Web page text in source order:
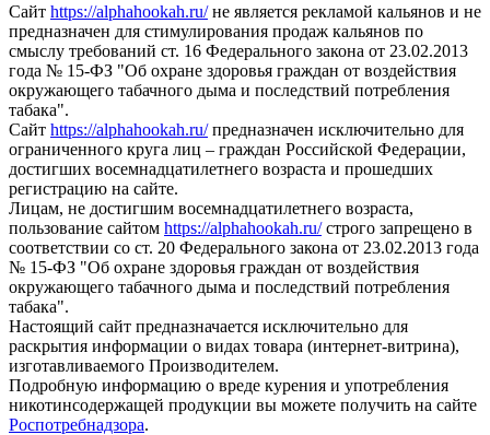
Сайт https://alphahookah.ru/не является рекламой кальянов и не
предназначен для стимулирования продаж кальянов по
смыслу требований ст. 16 Федерального закона от 23.02.2013
года № 15-ФЗ "Об охране здоровья граждан от воздействия
окружающего табачного дыма и последствий потребления
табака".
Сайт https://alphahookah.ru/предназначен исключительно для
ограниченного круга лиц – граждан Российской Федерации,
достигших восемнадцатилетнего возраста и прошедших
регистрацию на сайте.
Лицам, не достигшим восемнадцатилетнего возраста,
пользование сайтом https://alphahookah.ru/строго запрещено в
соответствии со ст. 20 Федерального закона от 23.02.2013 года
№ 15-ФЗ "Об охране здоровья граждан от воздействия
окружающего табачного дыма и последствий потребления
табака".
Настоящий сайт предназначается исключительно для
раскрытия информации о видах товара (интернет-витрина),
изготавливаемого Производителем.
Подробную информацию о вреде курения и употребления
никотинсодержащей продукции вы можете получить на сайте
Роспотребнадзора.